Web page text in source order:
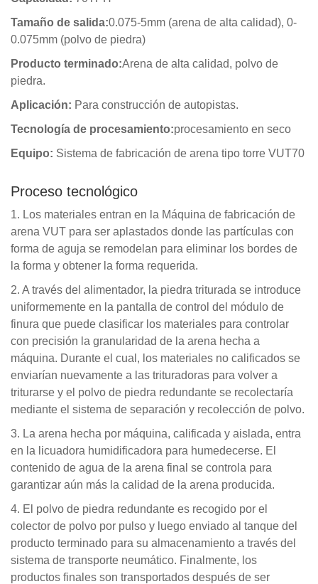
Tamaño de salida:0.075-5mm (arena de alta calidad), 0-
0.075mm (polvo de piedra)
Producto terminado:Arena de alta calidad, polvo de
piedra.
Aplicación: Para construcción de autopistas.
Tecnología de procesamiento:procesamiento en seco
Equipo: Sistema de fabricación de arena tipo torre VUT70
Proceso tecnológico
1. Los materiales entran en la Máquina de fabricación de
arena VUT para ser aplastados donde las partículas con
forma de aguja se remodelan para eliminar los bordes de
la forma y obtener la forma requerida.
2. A través del alimentador, la piedra triturada se introduce
uniformemente en la pantalla de control del módulo de
finura que puede clasificar los materiales para controlar
con precisión la granularidad de la arena hecha a
máquina. Durante el cual, los materiales no calificados se
enviarían nuevamente a las trituradoras para volver a
triturarse y el polvo de piedra redundante se recolectaría
mediante el sistema de separación y recolección de polvo.
3. La arena hecha por máquina, calificada y aislada, entra
en la licuadora humidificadora para humedecerse. El
contenido de agua de la arena final se controla para
garantizar aún más la calidad de la arena producida.
4. El polvo de piedra redundante es recogido por el
colector de polvo por pulso y luego enviado al tanque del
producto terminado para su almacenamiento a través del
sistema de transporte neumático. Finalmente, los
productos finales son transportados después de ser